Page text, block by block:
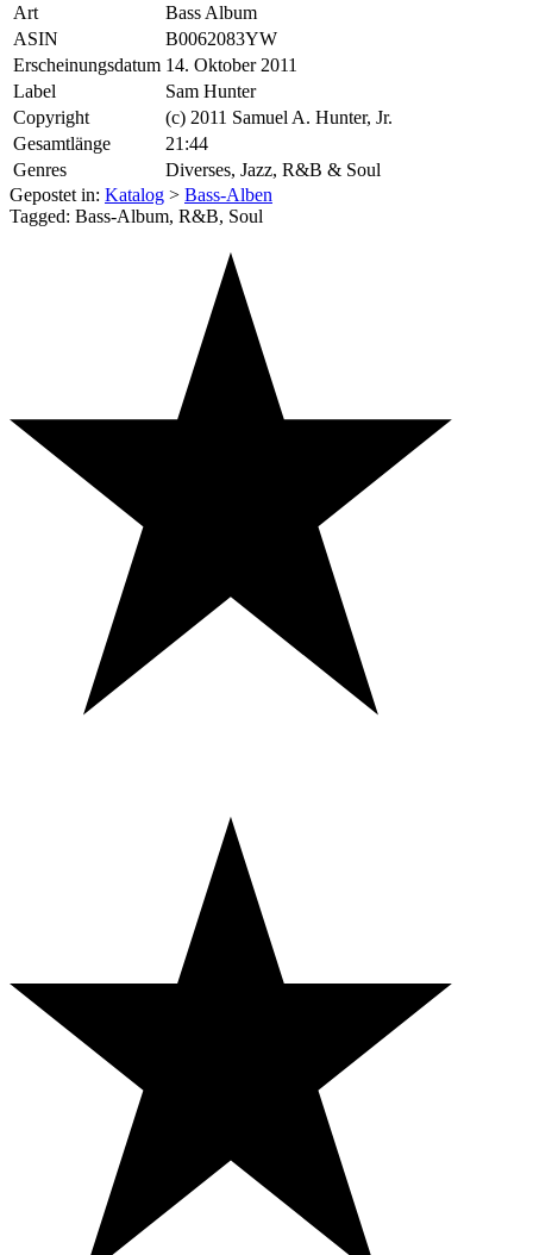
Art
Bass Album
ASIN
B0062083YW
Erscheinungsdatum 14. Oktober 2011
Label
Sam Hunter
Copyright
(c) 2011 Samuel A. Hunter, Jr.
Gesamtlänge
21:44
Genres
Diverses, Jazz, R&B & Soul
Gepostet in: Katalog > Bass-Alben
Tagged: Bass-Album, R&B, Soul